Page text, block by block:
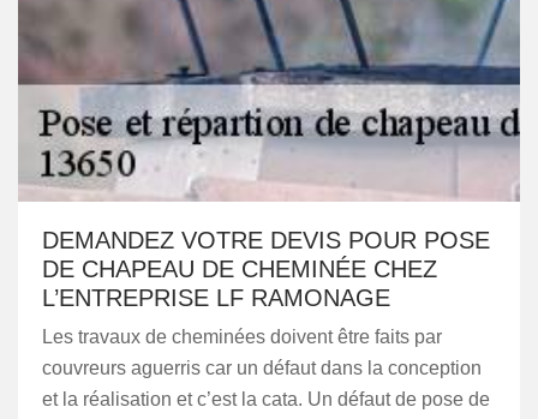
DEMANDEZ VOTRE DEVIS POUR POSE
DE CHAPEAU DE CHEMINÉE CHEZ
L’ENTREPRISE LF RAMONAGE
Les travaux de cheminées doivent être faits par
couvreurs aguerris car un défaut dans la conception
et la réalisation et c’est la cata. Un défaut de pose de